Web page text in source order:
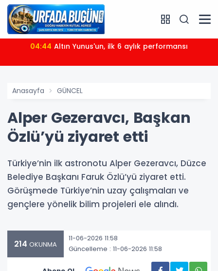
04:44 Altın Yunus'un, ilk 6 aylık performansı
Anasayfa GÜNCEL
Alper Gezeravcı, Başkan
Özlü’yü ziyaret etti
Türkiye’nin ilk astronotu Alper Gezeravcı, Düzce
Belediye Başkanı Faruk Özlü’yü ziyaret etti.
Görüşmede Türkiye’nin uzay çalışmaları ve
gençlere yönelik bilim projeleri ele alındı.
214 OKUNMA
11-06-2026 11:58
Güncelleme : 11-06-2026 11:58